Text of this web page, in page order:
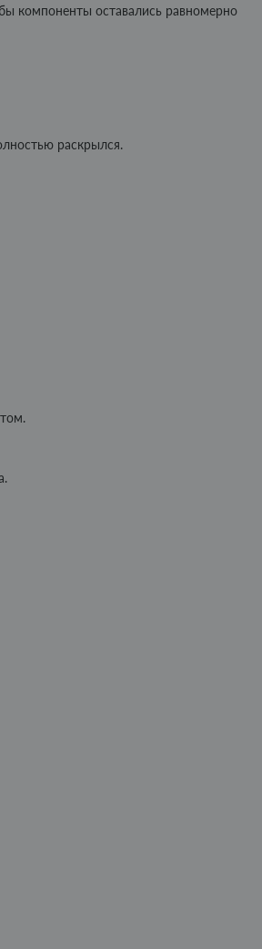
компоненты оставались равномерно
раскрылся.